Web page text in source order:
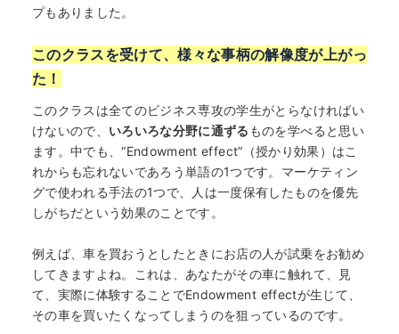
プもありました。
このクラスを受けて、様々な事柄の解像度が上がっ
た！
このクラスは全てのビジネス専攻の学生がとらなければい
けないので、 いろいろな分野に通ずる ものを学べると思い
ます。中でも、“Endowment effect”（授かり効果）はこ
れからも忘れないであろう単語の1つです。マーケティン
グで使われる手法の1つで、人は一度保有したものを優先
しがちだという効果のことです。
例えば、車を買おうとしたときにお店の人が試乗をお勧め
してきますよね。これは、あなたがその車に触れて、見
て、実際に体験することでEndowment effectが生じて、
その車を買いたくなってしまうのを狙っているのです。